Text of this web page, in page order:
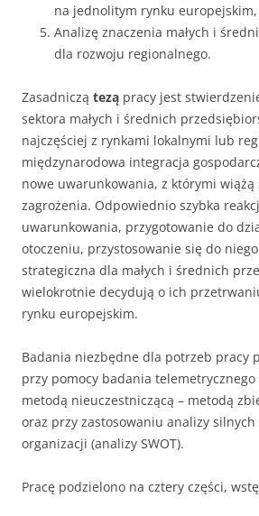
na jednolitym rynku europejskim,
Analizę znaczenia małych i
dla rozwoju regionalnego.
Zasadniczą tezą pracy jest
sektora małych i średnich
najczęściej z rynka­mi lokalnymi lub
międzynarodowa integracja
nowe uwarunkowania, z którymi wiążą
zagrożenia. Odpowiednio szybka
uwarunkowania, przygotowanie do
otoczeniu, przystosowa­nie się do
strategiczna dla małych i średnich
wielokrotnie decydują o ich
rynku europejskim.
Badania niezbędne dla potrzeb pracy
przy pomocy badania
metodą nieuczestniczącą – metodą
oraz przy zastosowaniu analizy
organizacji (analizy SWOT).
Pracę podzielono na cztery części,